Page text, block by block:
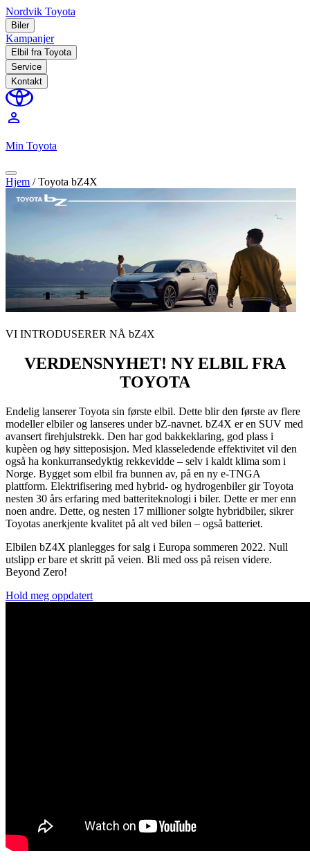
Nordvik Toyota
Biler
Kampanjer
Elbil fra Toyota
Service
Kontakt
perm_identity
Min Toyota
Hjem /Toyota bZ4X
VI INTRODUSERER NÅ bZ4X
VERDENSNYHET! NY ELBIL FRA
TOYOTA
Endelig lanserer Toyota sin første elbil. Dette blir den første av flere
modeller elbiler og lanseres under bZ-navnet. bZ4X er en SUV med
avansert firehjulstrekk. Den har god bakkeklaring, god plass i
kupèen og høy sitteposisjon. Med klasseledende effektivitet vil den
også ha konkurransedyktig rekkevidde – selv i kaldt klima som i
Norge. Bygget som elbil fra bunnen av, på en ny e-TNGA
plattform. Elektrifisering med hybrid- og hydrogenbiler gir Toyota
nesten 30 års erfaring med batteriteknologi i biler. Dette er mer enn
noen andre. Dette, og nesten 17 millioner solgte hybridbiler, sikrer
Toyotas anerkjente kvalitet på alt ved bilen – også batteriet.
Elbilen bZ4X planlegges for salg i Europa sommeren 2022. Null
utslipp er bare et skritt på veien. Bli med oss på reisen videre.
Beyond Zero!
Hold meg oppdatert